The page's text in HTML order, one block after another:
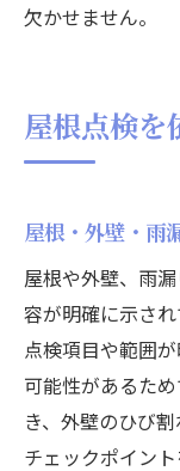
欠かせません。
屋根点検を
屋根・外壁・雨
屋根や外壁、雨
容が明確に示さ
点検項目や範囲
可能性があるた
き、外壁のひび
チェックポイン